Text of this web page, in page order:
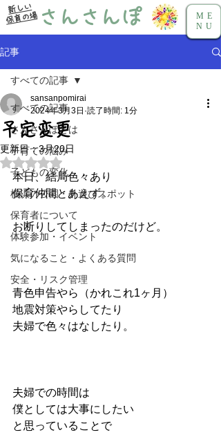
新しい
保育の場 さんさんぽ
ME
NU
記事
すべての記事
さんさんぽとは
子育ての悩み
子どもの変化
横浜の公園・外遊びスポット
保育者について
体験参加・イベント
気になること・よくある質問
安全・リスク管理
すべての記事
予定変更
sansanpomirai
2024年3月3日 読了時間: 1分
更新日：3月20日
5つ星のうちNaNと評価されています。
本日、結局色々あり
保育仲間とあえず。
お断りしてしまったのだけど。
青色申告やら（かれこれ1ヶ月）
地震対策やらしてたり
夫婦で色々はなしたり。
夫婦での時間は
僕としては大事にしたい
と思っていることで